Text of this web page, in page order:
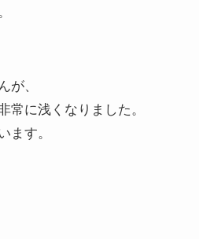
、
に浅くなりました。
す。